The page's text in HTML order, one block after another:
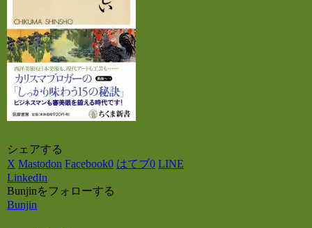
シェアする
X Mastodon Facebook0 はてブ0 LINE
LinkedIn
Bunjinをフォローする
Bunjin